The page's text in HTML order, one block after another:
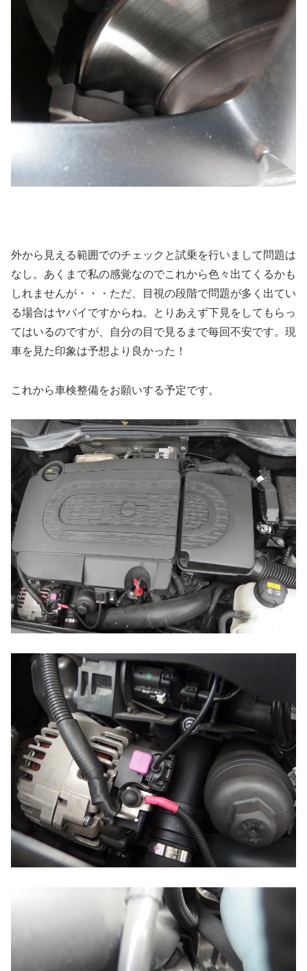
外から見える範囲でのチェックと試乗を行いまして問題は
なし。あくまで私の感覚なのでこれから色々出てくるかも
しれませんが・・・ただ、目視の段階で問題が多く出てい
る場合はヤバイですからね。とりあえず下見をしてもらっ
てはいるのですが、自分の目で見るまで毎回不安です。現
車を見た印象は予想より良かった！
これから車検整備をお願いする予定です。